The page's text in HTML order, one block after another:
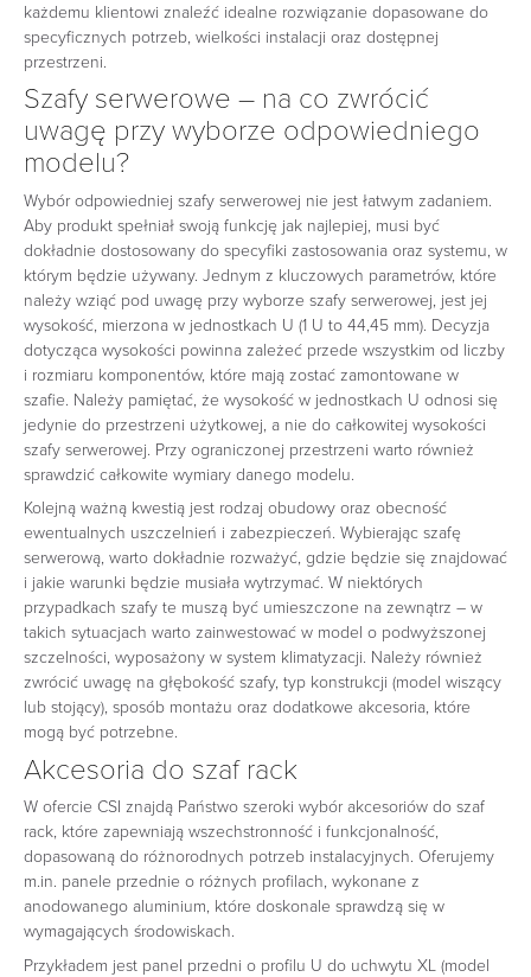
każdemu klientowi znaleźć idealne rozwiązanie dopasowane do
specyficznych potrzeb, wielkości instalacji oraz dostępnej
przestrzeni.
Szafy serwerowe – na co zwrócić
uwagę przy wyborze odpowiedniego
modelu?
Wybór odpowiedniej szafy serwerowej nie jest łatwym zadaniem.
Aby produkt spełniał swoją funkcję jak najlepiej, musi być
dokładnie dostosowany do specyfiki zastosowania oraz systemu, w
którym będzie używany. Jednym z kluczowych parametrów, które
należy wziąć pod uwagę przy wyborze szafy serwerowej, jest jej
wysokość, mierzona w jednostkach U (1 U to 44,45 mm). Decyzja
dotycząca wysokości powinna zależeć przede wszystkim od liczby
i rozmiaru komponentów, które mają zostać zamontowane w
szafie. Należy pamiętać, że wysokość w jednostkach U odnosi się
jedynie do przestrzeni użytkowej, a nie do całkowitej wysokości
szafy serwerowej. Przy ograniczonej przestrzeni warto również
sprawdzić całkowite wymiary danego modelu.
Kolejną ważną kwestią jest rodzaj obudowy oraz obecność
ewentualnych uszczelnień i zabezpieczeń. Wybierając szafę
serwerową, warto dokładnie rozważyć, gdzie będzie się znajdować
i jakie warunki będzie musiała wytrzymać. W niektórych
przypadkach szafy te muszą być umieszczone na zewnątrz – w
takich sytuacjach warto zainwestować w model o podwyższonej
szczelności, wyposażony w system klimatyzacji. Należy również
zwrócić uwagę na głębokość szafy, typ konstrukcji (model wiszący
lub stojący), sposób montażu oraz dodatkowe akcesoria, które
mogą być potrzebne.
Akcesoria do szaf rack
W ofercie CSI znajdą Państwo szeroki wybór akcesoriów do szaf
rack, które zapewniają wszechstronność i funkcjonalność,
dopasowaną do różnorodnych potrzeb instalacyjnych. Oferujemy
m.in. panele przednie o różnych profilach, wykonane z
anodowanego aluminium, które doskonale sprawdzą się w
wymagających środowiskach.
Przykładem jest panel przedni o profilu U do uchwytu XL (model